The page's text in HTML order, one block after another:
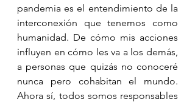
pandemia es el entendimiento de la
interconexión que tenemos como
humanidad. De cómo mis acciones
influyen en cómo les va a los demás,
a personas que quizás no conoceré
nunca pero cohabitan el mundo.
Ahora sí, todos somos responsables